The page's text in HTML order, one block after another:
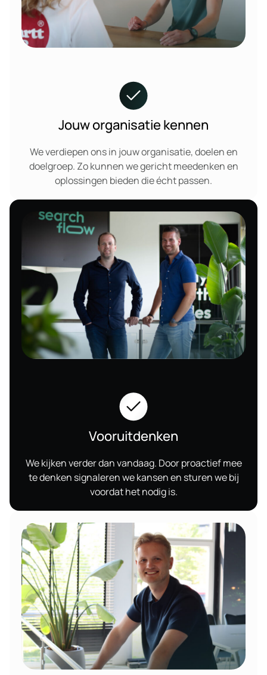
Jouw organisatie kennen
We verdiepen ons in jouw organisatie, doelen en
doelgroep. Zo kunnen we gericht meedenken en
oplossingen bieden die écht passen.
Vooruitdenken
We kijken verder dan vandaag. Door proactief mee
te denken signaleren we kansen en sturen we bij
voordat het nodig is.